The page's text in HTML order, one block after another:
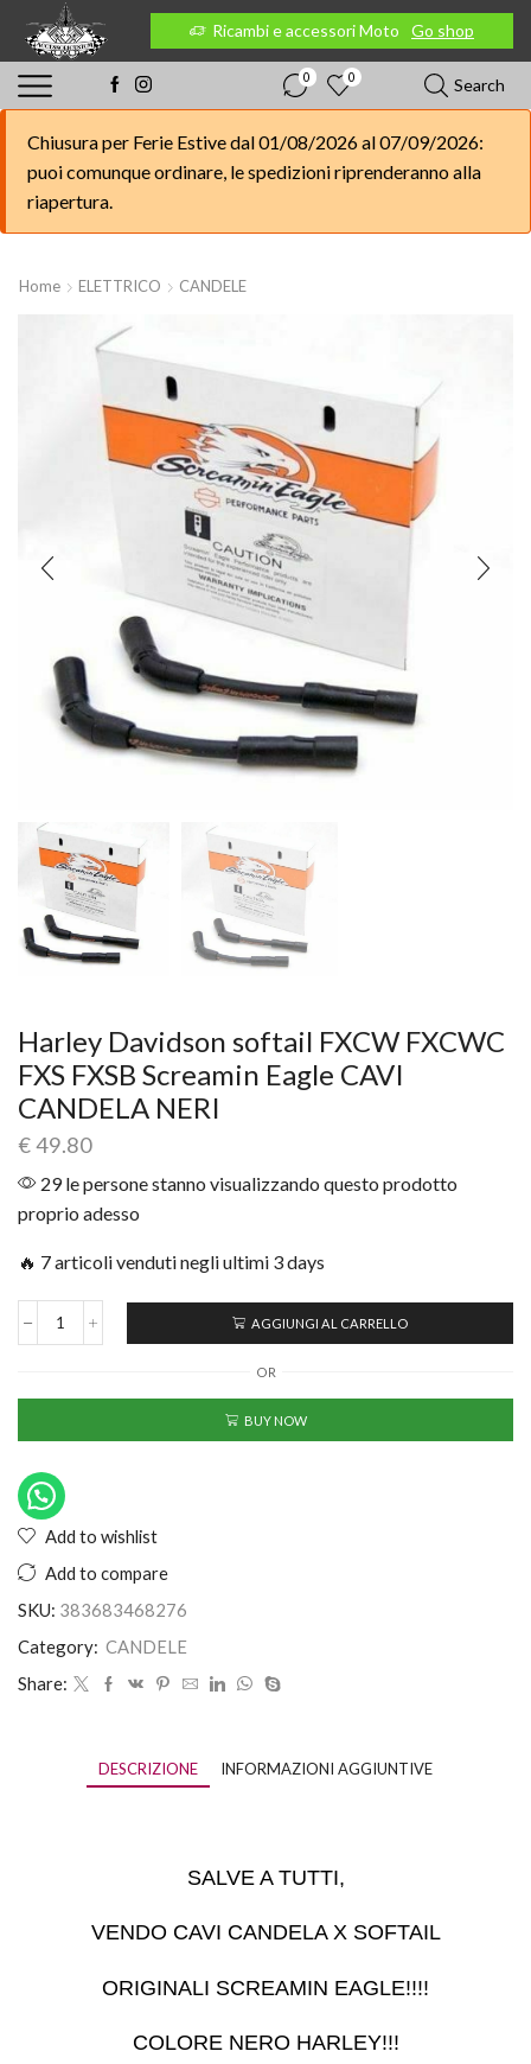
Go shop Ricambi e accessori Moto Go shop
0 0 Search
Chiusura per Ferie Estive dal 01/08/2026 al 07/09/2026:
puoi comunque ordinare, le spedizioni riprenderanno alla
riapertura.
Home ELETTRICO CANDELE
Harley Davidson softail FXCW FXCWC
FXS FXSB Screamin Eagle CAVI
CANDELA NERI
€49.80
29 le persone stanno visualizzando questo prodotto
proprio adesso
🔥 7 articoli venduti negli ultimi 3 days
AGGIUNGI AL CARRELLO
OR
BUY NOW
Add to wishlist
Add to compare
SKU: 383683468276
Category: CANDELE
Share:
DESCRIZIONE INFORMAZIONI AGGIUNTIVE
SALVE A TUTTI,
VENDO CAVI CANDELA X SOFTAIL
ORIGINALI SCREAMIN EAGLE!!!!
COLORE NERO HARLEY!!!